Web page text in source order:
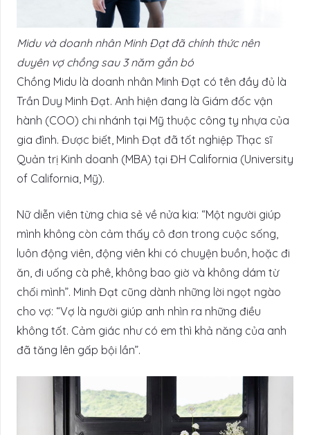
Midu và doanh nhân Minh Đạt đã chính thức nên
duyên vợ chồng sau 3 năm gắn bó
Chồng Midu là doanh nhân Minh Đạt có tên đầy đủ là
Trần Duy Minh Đạt. Anh hiện đang là Giám đốc vận
hành (COO) chi nhánh tại Mỹ thuộc công ty nhựa của
gia đình. Được biết, Minh Đạt đã tốt nghiệp Thạc sĩ
Quản trị Kinh doanh (MBA) tại ĐH California (University
of California, Mỹ).
Nữ diễn viên từng chia sẻ về nửa kia: “Một người giúp
mình không còn cảm thấy cô đơn trong cuộc sống,
luôn động viên, động viên khi có chuyện buồn, hoặc đi
ăn, đi uống cà phê, không bao giờ và không dám từ
chối mình”. Minh Đạt cũng dành những lời ngọt ngào
cho vợ: “Vợ là người giúp anh nhìn ra những điều
không tốt. Cảm giác như có em thì khả năng của anh
đã tăng lên gấp bội lần”.